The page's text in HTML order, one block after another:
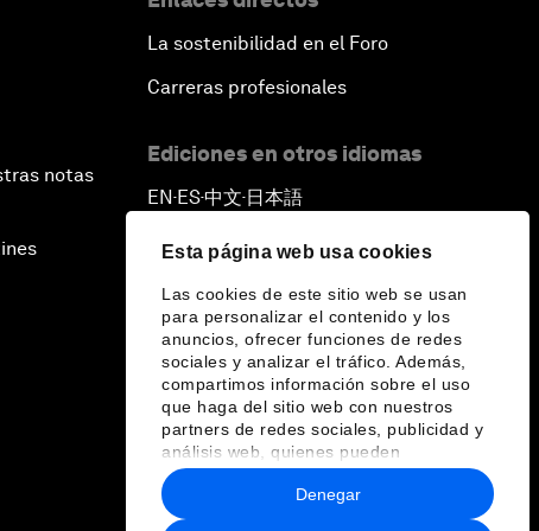
Esta página web usa cookies
Las cookies de este sitio web se usan
para personalizar el contenido y los
anuncios, ofrecer funciones de redes
sociales y analizar el tráfico. Además,
compartimos información sobre el uso
que haga del sitio web con nuestros
partners de redes sociales, publicidad y
análisis web, quienes pueden
combinarla con otra información que les
haya proporcionado o que hayan
recopilado a partir del uso que haya
Denegar
notas
La sostenibilidad en el Foro
Carreras profesionales
Ediciones en otros idiomas
EN ▪ ES▪中文▪ 日本語